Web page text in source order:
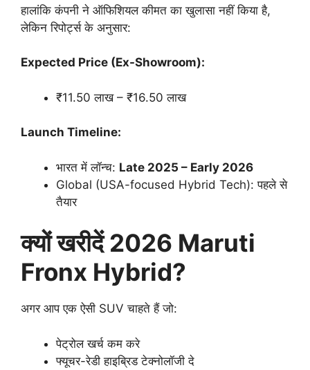
हालांकि कंपनी ने ऑफिशियल कीमत का खुलासा नहीं किया है,
लेकिन रिपोर्ट्स के अनुसार:
Expected Price (Ex-Showroom):
₹11.50 लाख – ₹16.50 लाख
Launch Timeline:
भारत में लॉन्च: Late 2025 – Early 2026
Global (USA-focused Hybrid Tech): पहले से
तैयार
क्यों खरीदें 2026 Maruti
Fronx Hybrid?
अगर आप एक ऐसी SUV चाहते हैं जो:
पेट्रोल खर्च कम करे
फ्यूचर-रेडी हाइब्रिड टेक्नोलॉजी दे